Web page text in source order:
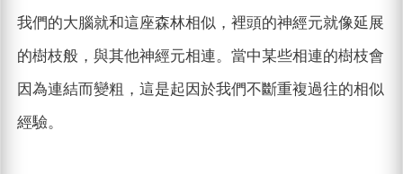
我們的大腦就和這座森林相似，裡頭的神經元就像延展
的樹枝般，與其他神經元相連。當中某些相連的樹枝會
因為連結而變粗，這是起因於我們不斷重複過往的相似
經驗。